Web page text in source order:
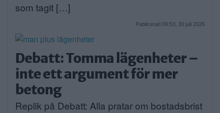
som tagit […]
Publicerad 09:53, 30 juli 2026
Debatt: Tomma lägenheter –
inte ett argument för mer
betong
Replik på Debatt: Alla pratar om bostadsbrist